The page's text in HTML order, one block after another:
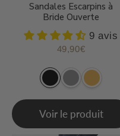
Sandales Escarpins à
Bride Ouverte
9 avis
Prix
49,90€
Voir le produit